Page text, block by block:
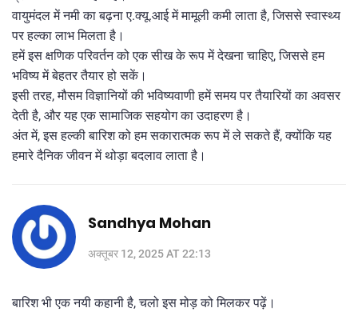
वायुमंदल में नमी का बढ़ना ए.क्यू.आई में मामूली कमी लाता है, जिससे स्वास्थ्य
पर हल्का लाभ मिलता है।
हमें इस क्षणिक परिवर्तन को एक सीख के रूप में देखना चाहिए, जिससे हम
भविष्य में बेहतर तैयार हो सकें।
इसी तरह, मौसम विज्ञानियों की भविष्यवाणी हमें समय पर तैयारियों का अवसर
देती है, और यह एक सामाजिक सहयोग का उदाहरण है।
अंत में, इस हल्की बारिश को हम सकारात्मक रूप में ले सकते हैं, क्योंकि यह
हमारे दैनिक जीवन में थोड़ा बदलाव लाता है।
Sandhya Mohan
अक्तूबर 12, 2025 AT 22:13
बारिश भी एक नयी कहानी है, चलो इस मोड़ को मिलकर पढ़ें।